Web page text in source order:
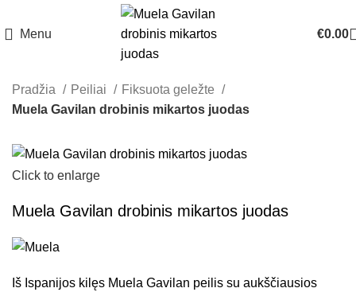
Menu €0.00
Pradžia Peiliai
Fiksuota geležte
Muela Gavilan drobinis mikartos juodas
Click to enlarge
Muela Gavilan drobinis mikartos juodas
Iš Ispanijos kilęs Muela Gavilan peilis su aukščiausios